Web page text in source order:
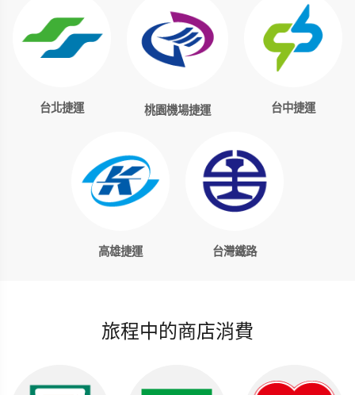
台北捷運 桃園機場捷運 台中捷運
高雄捷運 台灣鐵路
旅程中的商店消費